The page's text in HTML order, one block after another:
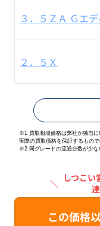
３．５ＺＡ Ｇエ
２．５Ｘ
※1 買取相場価格は弊社が独自に
実際の買取価格を保証するもので
※2 同グレードの流通台数が少
＼ しつこい
この価格